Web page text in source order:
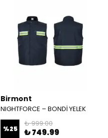
Birmont
NIGHTFORCE – BONDİ YELEK
%25
₺ 999.00
₺ 749.99